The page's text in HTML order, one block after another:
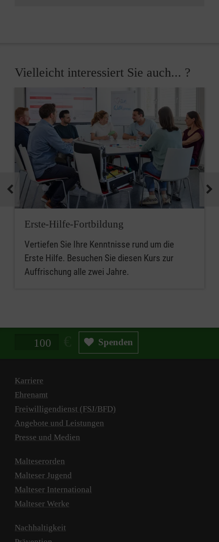
Vielleicht interessiert Sie auch... ?
Erste-Hilfe-Fortbildung
Vertiefen Sie Ihre Kenntnisse rund um die
Erste Hilfe. Besuchen Sie diesen Kurs zur
Auffrischung alle zwei Jahre.
Spendenbetrag in Euro Spenden
Karriere
Ehrenamt
Freiwilligendienst (FSJ/BFD)
Angebote und Leistungen
Presse und Medien
Malteserorden
Malteser Jugend
Malteser International
Malteser Werke
Nachhaltigkeit